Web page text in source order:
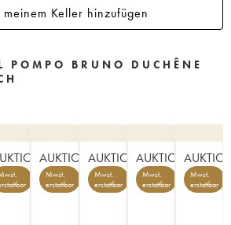
meinem Keller hinzufügen
POMPO BRUNO DUCHÊNE
AUKTION
Mwst.
erstattbar
AUKTION
Mwst.
erstattbar
AUKTION
Mwst.
erstattbar
Mwst.
erstattbar